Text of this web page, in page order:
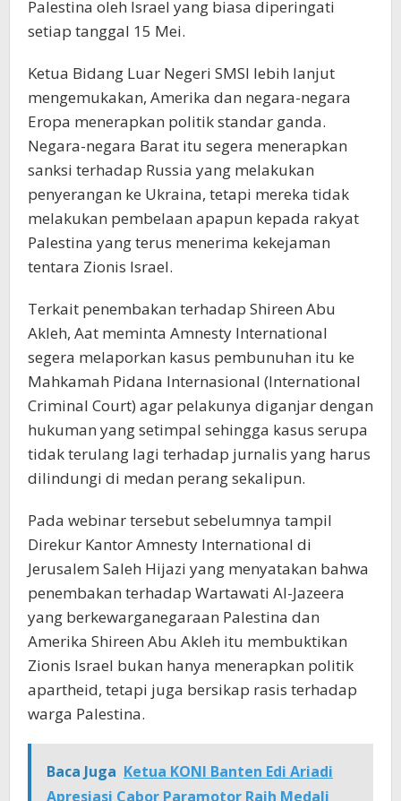
Palestina oleh Israel yang biasa diperingati
setiap tanggal 15 Mei.
Ketua Bidang Luar Negeri SMSI lebih lanjut
mengemukakan, Amerika dan negara-negara
Eropa menerapkan politik standar ganda.
Negara-negara Barat itu segera menerapkan
sanksi terhadap Russia yang melakukan
penyerangan ke Ukraina, tetapi mereka tidak
melakukan pembelaan apapun kepada rakyat
Palestina yang terus menerima kekejaman
tentara Zionis Israel.
Terkait penembakan terhadap Shireen Abu
Akleh, Aat meminta Amnesty International
segera melaporkan kasus pembunuhan itu ke
Mahkamah Pidana Internasional (International
Criminal Court) agar pelakunya diganjar dengan
hukuman yang setimpal sehingga kasus serupa
tidak terulang lagi terhadap jurnalis yang harus
dilindungi di medan perang sekalipun.
Pada webinar tersebut sebelumnya tampil
Direkur Kantor Amnesty International di
Jerusalem Saleh Hijazi yang menyatakan bahwa
penembakan terhadap Wartawati Al-Jazeera
yang berkewarganegaraan Palestina dan
Amerika Shireen Abu Akleh itu membuktikan
Zionis Israel bukan hanya menerapkan politik
apartheid, tetapi juga bersikap rasis terhadap
warga Palestina.
Baca Juga Ketua KONI Banten Edi Ariadi
Apresiasi Cabor Paramotor Raih Medali